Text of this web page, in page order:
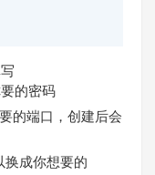
的密码
的端口，创建后会
成你想要的